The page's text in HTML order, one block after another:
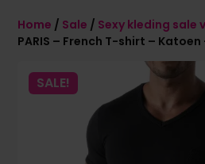
Home / Sale / Sexy kleding sale
PARIS – French T-shirt –
SALE!